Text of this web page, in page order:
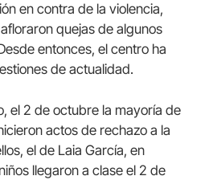
en contra de la violencia,
quejas de algunos
entonces, el centro ha
de actualidad.
el 2 de octubre la mayoría de
actos de rechazo a la
el de Laia García, en
llegaron a clase el 2 de